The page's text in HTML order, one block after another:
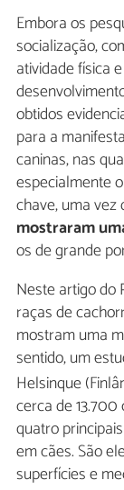
Embora os
socialização,
atividade física
obtidos
para a
caninas, nas
especialmente
chave, uma vez
mostraram
os de grande
Neste artigo do
raças de
mostram uma
sentido, um
Helsinque
cerca de
quatro
em cães. São
superfícies e